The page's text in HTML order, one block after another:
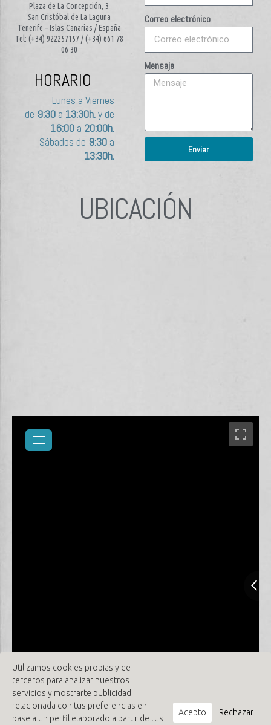
Plaza de La Concepción, 3
San Cristóbal de La Laguna
Tenerife – Islas Canarias / España
Tel: (+34) 922257157 / (+34) 661 78
06 30
HORARIO
Lunes a Viernes
de 9:30a 13:30h.y de
16:00a 20:00h.
Sábados de 9:30a
13:30h.
Correo electrónico
Mensaje
Enviar
UBICACIÓN
Utilizamos cookies propias y de
terceros para analizar nuestros
servicios y mostrarte publicidad
relacionada con tus preferencias en
base a un perfil elaborado a partir de tus
Acepto Rechazar